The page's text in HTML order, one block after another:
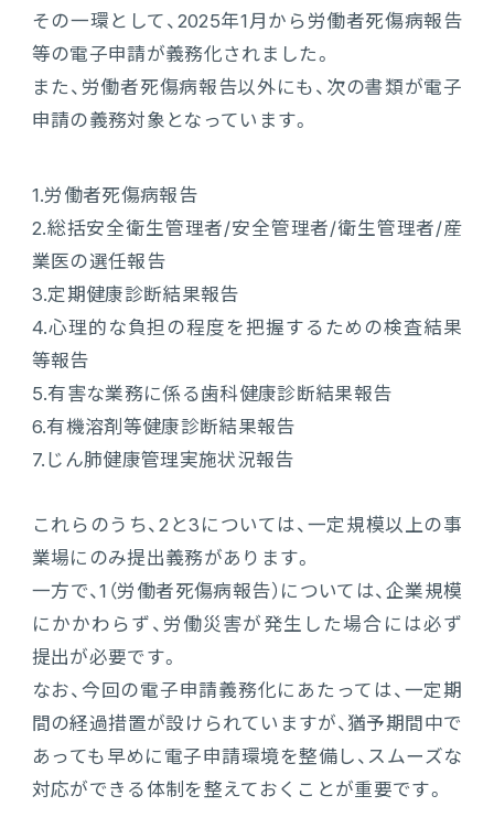
その一環として、2025年1月から労働者死傷病報告
等の電子申請が義務化されました。
また、労働者死傷病報告以外にも、次の書類が電子
申請の義務対象となっています。
1.労働者死傷病報告
2.総括安全衛生管理者/安全管理者/衛生管理者/産
業医の選任報告
3.定期健康診断結果報告
4.心理的な負担の程度を把握するための検査結果
等報告
5.有害な業務に係る歯科健康診断結果報告
6.有機溶剤等健康診断結果報告
7. じん肺健康管理実施状況報告
これらのうち、2と3については、一定規模以上の事
業場にのみ提出義務があります。
一方で、1（労働者死傷病報告）については、企業規模
にかかわらず、労働災害が発生した場合には必ず
提出が必要です。
なお、今回の電子申請義務化にあたっては、一定期
間の経過措置が設けられていますが、猶予期間中で
あっても早めに電子申請環境を整備し、スムーズな
対応ができる体制を整えておくことが重要です。